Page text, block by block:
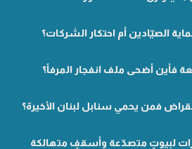
الصيّادين أم احتكار الشركات؟
أضحى ملف انفجار المرفأ؟
فمن يحمي سنابل لبنان الأخيرة؟
لبيوتٍ متصدّعة وأسقفٍ متهالكة